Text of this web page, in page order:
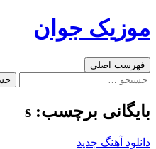
به
موزیک جوان
جست‌وجو
فهرست اصلی
جستجو
بایگانی برچسب: s
دانلود آهنگ جدید